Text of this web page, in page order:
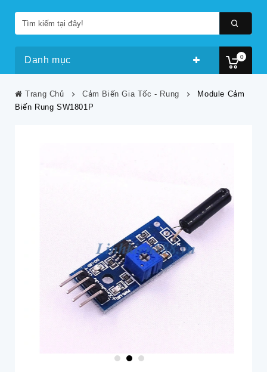
0
Danh mục
Trang Chủ Cảm Biến Gia Tốc - Rung
Module Cảm
Biến Rung SW1801P